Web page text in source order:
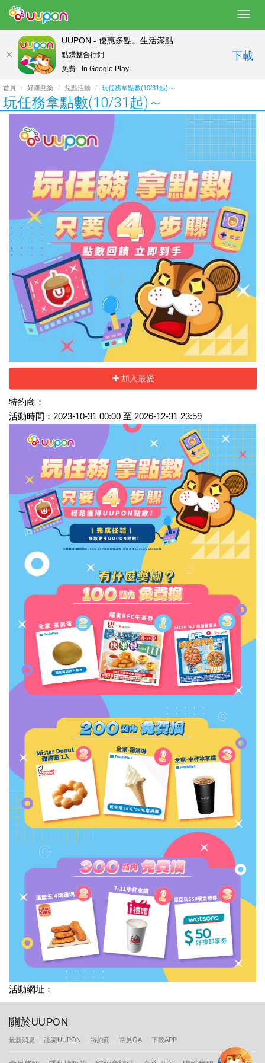
首頁 好康兌換 兌點活動 玩任務拿點數(10/31起)～
玩任務拿點數(10/31起)～
加入最愛
特約商：
活動時間：2023-10-31 00:00 至 2026-12-31 23:59
活動網址：
關於UUPON
最新消息 認識UUPON 特約商 常見QA 下載APP
UUPON - 優惠多點。生活滿點
點鑽整合行銷
免費 - In Google Play
下載